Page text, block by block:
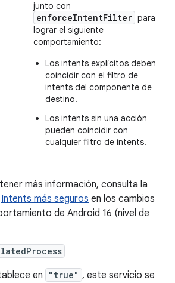
junto con
enforceIntentFilter para
lograr el siguiente
comportamiento:
Los intents explícitos deben
coincidir con el filtro de
intents del componente de
destino.
Los intents sin una acción
pueden coincidir con
cualquier filtro de intents.
más información, consulta la
Intents más seguros en los cambios
de Android 16 (nivel de
en "true" , este servicio se